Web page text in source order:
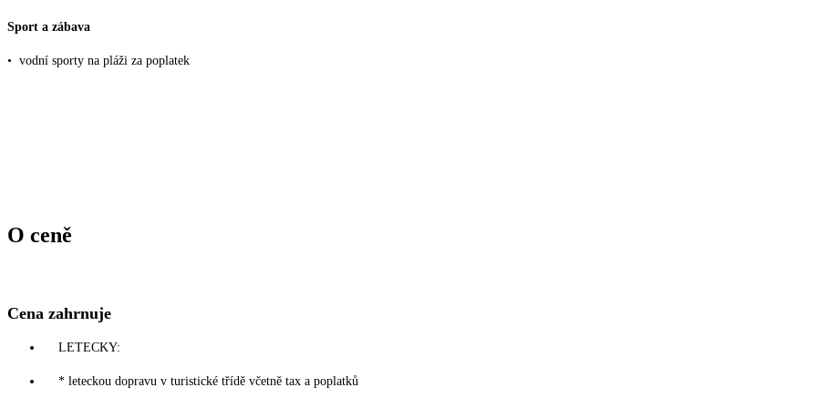
Sport a zábava
• vodní sporty na pláži za poplatek
O ceně
Cena zahrnuje
LETECKY:
* leteckou dopravu v turistické třídě včetně tax a poplatků